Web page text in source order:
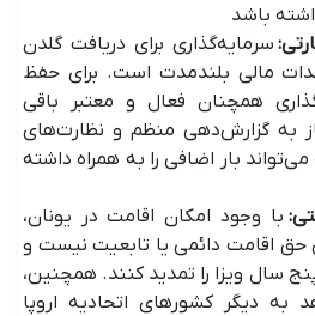
باشد
:سرمایه‌گذاری برای دریافت گلدن
مالی بلندمدت است. برای حفظ
همچنان فعال و معتبر باقی
به گزارش‌دهی منظم و نظارت‌های
بار اضافی را به همراه داشته
:با وجود امکان اقامت در یونان،
حق اقامت دائمی یا تابعیت نیست و
سال ویزا را تمدید کنند. همچنین،
به دیگر کشور‌های اتحادیه اروپا